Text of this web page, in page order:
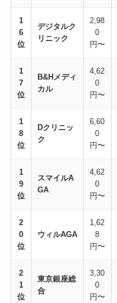
1
6
位
デジタルク
リニック
2,98
0
円〜
1
7
位
B&Hメディ
カル
4,62
0
円〜
1
8
位
Dクリニッ
ク
6,60
0
円〜
1
9
位
スマイルA
GA
4,62
0
円〜
2
0
位
ウィルAGA
1,62
8
円〜
2
1
位
東京銀座総
合
3,30
0
円〜